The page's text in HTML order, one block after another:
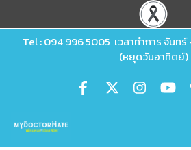
Tel : 094 996 5005 เวลาทำการ จันทร์
(หยุดวันอาทิตย์)